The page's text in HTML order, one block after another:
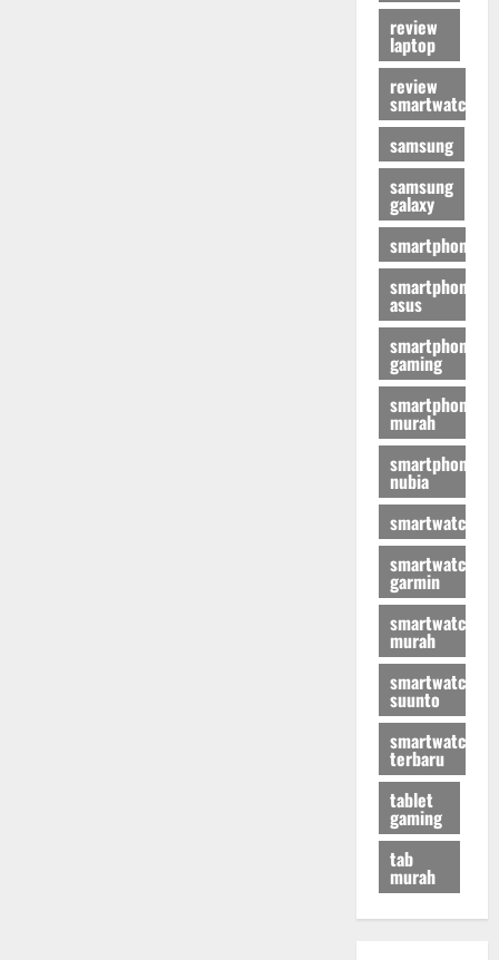
review
laptop
review
smartwatch
samsung
samsung
galaxy
smartphone
smartphone
asus
smartphone
gaming
smartphone
murah
smartphone
nubia
smartwatch
smartwatch
garmin
smartwatch
murah
smartwatch
suunto
smartwatch
terbaru
tablet
gaming
tab
murah